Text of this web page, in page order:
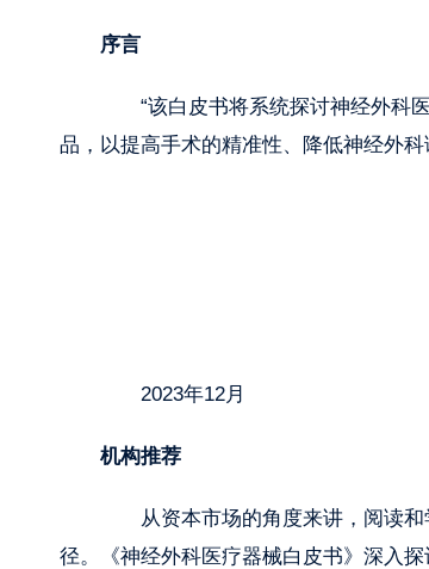
序言
“该白皮书将系统探讨神经外科医
品，以提高手术的精准性、降低神经外
2023年12月
机构推荐
从资本市场的角度来讲，阅读和
径。《神经外科医疗器械白皮书》深入